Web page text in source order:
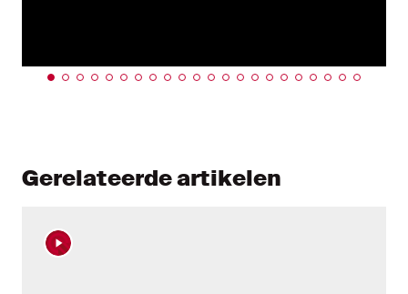
Gerelateerde artikelen